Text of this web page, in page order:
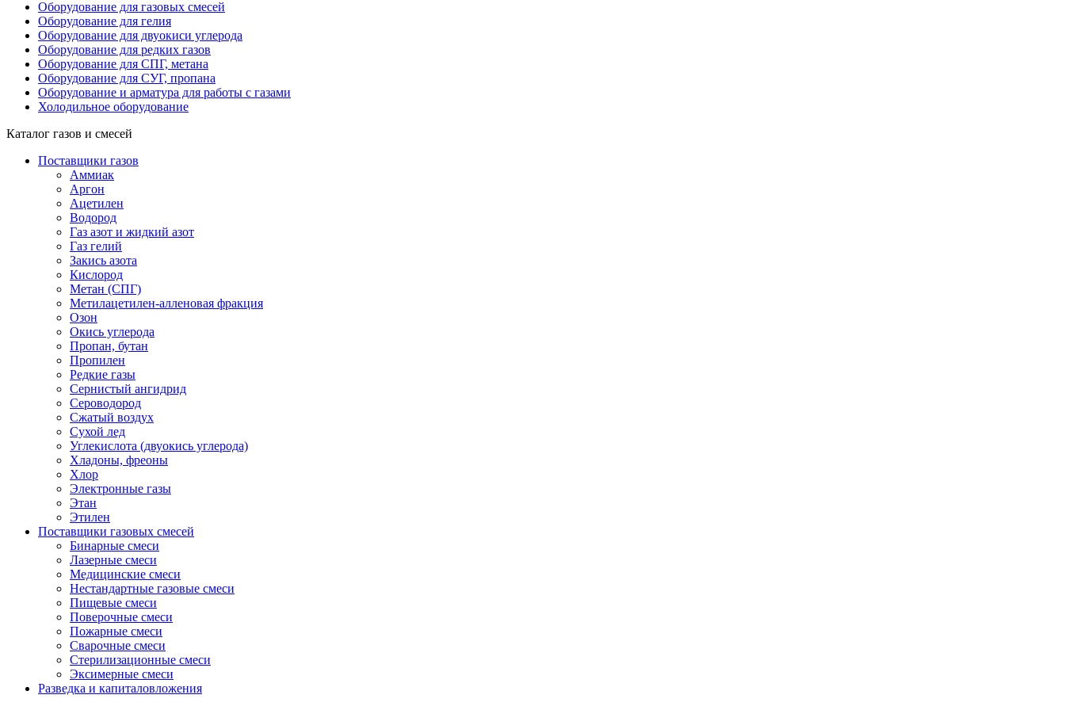
Оборудование для газовых смесей
Оборудование для гелия
Оборудование для двуокиси углерода
Оборудование для редких газов
Оборудование для СПГ, метана
Оборудование для СУГ, пропана
Оборудование и арматура для работы с газами
Холодильное оборудование
Каталог газов и смесей
Поставщики газов
Аммиак
Аргон
Ацетилен
Водород
Газ азот и жидкий азот
Газ гелий
Закись азота
Кислород
Метан (СПГ)
Метилацетилен-алленовая фракция
Озон
Окись углерода
Пропан, бутан
Пропилен
Редкие газы
Сернистый ангидрид
Сероводород
Сжатый воздух
Сухой лед
Углекислота (двуокись углерода)
Хладоны, фреоны
Хлор
Электронные газы
Этан
Этилен
Поставщики газовых смесей
Бинарные смеси
Лазерные смеси
Медицинские смеси
Нестандартные газовые смеси
Пищевые смеси
Поверочные смеси
Пожарные смеси
Сварочные смеси
Стерилизационные смеси
Эксимерные смеси
Разведка и капиталовложения